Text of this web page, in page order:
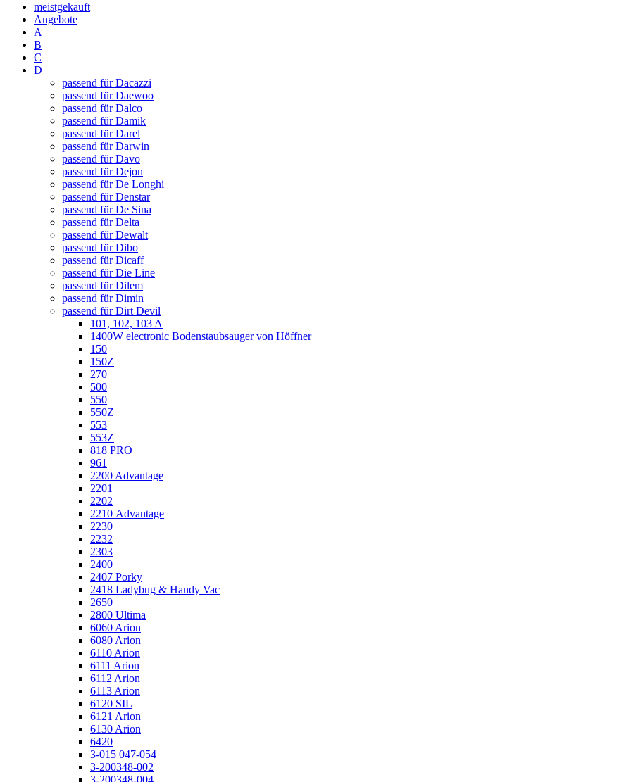
meistgekauft
Angebote
A
B
C
D
passend für Dacazzi
passend für Daewoo
passend für Dalco
passend für Damik
passend für Darel
passend für Darwin
passend für Davo
passend für Dejon
passend für De Longhi
passend für Denstar
passend für De Sina
passend für Delta
passend für Dewalt
passend für Dibo
passend für Dicaff
passend für Die Line
passend für Dilem
passend für Dimin
passend für Dirt Devil
101, 102, 103 A
1400W electronic Bodenstaubsauger von Höffner
150
150Z
270
500
550
550Z
553
553Z
818 PRO
961
2200 Advantage
2201
2202
2210 Advantage
2230
2232
2303
2400
2407 Porky
2418 Ladybug & Handy Vac
2650
2800 Ultima
6060 Arion
6080 Arion
6110 Arion
6111 Arion
6112 Arion
6113 Arion
6120 SIL
6121 Arion
6130 Arion
6420
3-015 047-054
3-200348-002